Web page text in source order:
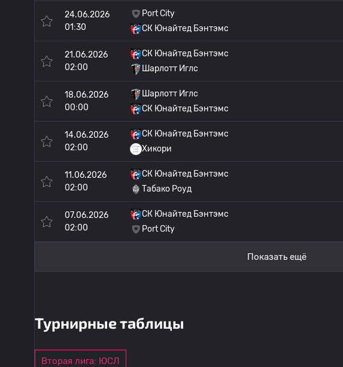
24.06.2026
01:30
Port City
СК Юнайтед Бэнтэмс
21.06.2026
02:00
СК Юнайтед Бэнтэмс
Шарлотт Иглс
18.06.2026
00:00
Шарлотт Иглс
СК Юнайтед Бэнтэмс
14.06.2026
02:00
СК Юнайтед Бэнтэмс
Хикори
11.06.2026
02:00
СК Юнайтед Бэнтэмс
Табако Роуд
07.06.2026
02:00
СК Юнайтед Бэнтэмс
Port City
Показать ещё
Турнирные таблицы
Вторая лига: ЮСЛ